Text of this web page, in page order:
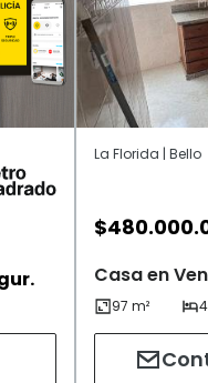
La Florida | Bello
$
Casa en